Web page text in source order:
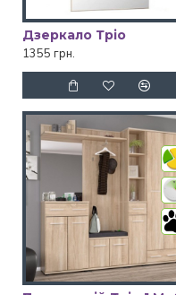
Дзеркало Тріо
1355 грн.